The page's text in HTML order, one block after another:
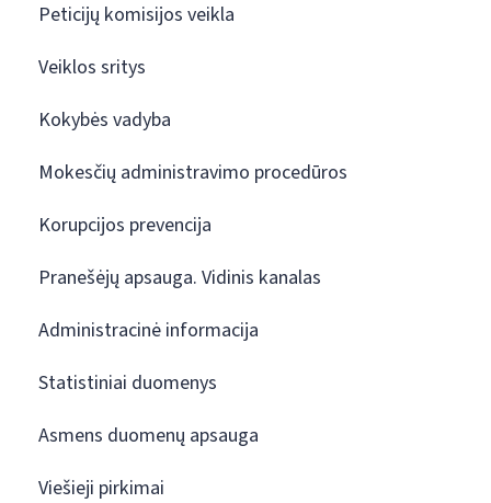
Peticijų komisijos veikla
Veiklos sritys
Kokybės vadyba
Mokesčių administravimo procedūros
Korupcijos prevencija
Pranešėjų apsauga. Vidinis kanalas
Administracinė informacija
Statistiniai duomenys
Asmens duomenų apsauga
Viešieji pirkimai